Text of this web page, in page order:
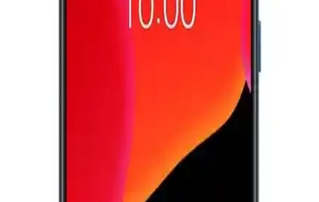
artırmayı hedefliyor. Cihaz, kullanıcı dostu arayüzü ve
Ayaneo'nun ilk akıllı telefonu, Xperia Play'in oyun odaklı tasarımını
modern dokunmatik yüzeylerle yeniden yorumluyor. Cihaz, fiziksel
butonlar ve yazılım desteğiyle taşınabilir oyun deneyimini
Samsung'un Üç Katlanabilir Telefonu: 10 İnçlik
Ekran ve Çift Menteşe Tasarımıyla Yeni Dönem
Samsung, çift menteşeli ve üç katlanabilir ekranlı yeni telefon